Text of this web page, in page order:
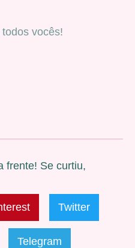
vocês!
frente! Se curtiu,
Twitter
Telegram